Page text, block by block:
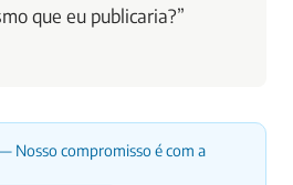
que eu publicaria?”
Nosso compromisso é com a